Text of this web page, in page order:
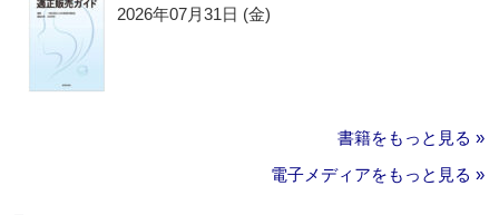
2026年07月31日 (金)
書籍をもっと見る »
電子メディアをもっと見る »